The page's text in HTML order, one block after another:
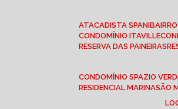
ATACADISTA SPANI
CONDOMÍNIO ITAVILLE
RESERVA DAS PAINEIRAS
CONDOMÍNIO SPAZIO
RESIDENCIAL MARINA SÃO